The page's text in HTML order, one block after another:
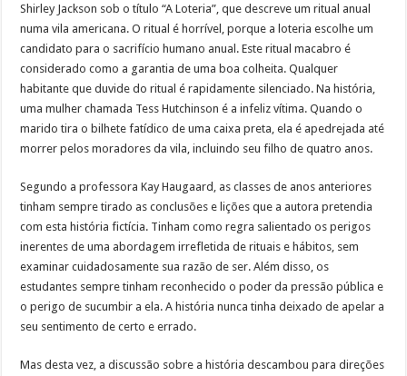
Shirley Jackson sob o título “A Loteria”, que descreve um ritual anual
numa vila americana. O ritual é horrível, porque a loteria escolhe um
candidato para o sacrifício humano anual. Este ritual macabro é
considerado como a garantia de uma boa colheita. Qualquer
habitante que duvide do ritual é rapidamente silenciado. Na história,
uma mulher chamada Tess Hutchinson é a infeliz vítima. Quando o
marido tira o bilhete fatídico de uma caixa preta, ela é apedrejada até
morrer pelos moradores da vila, incluindo seu filho de quatro anos.
Segundo a professora Kay Haugaard, as classes de anos anteriores
tinham sempre tirado as conclusões e lições que a autora pretendia
com esta história fictícia. Tinham como regra salientado os perigos
inerentes de uma abordagem irrefletida de rituais e hábitos, sem
examinar cuidadosamente sua razão de ser. Além disso, os
estudantes sempre tinham reconhecido o poder da pressão pública e
o perigo de sucumbir a ela. A história nunca tinha deixado de apelar a
seu sentimento de certo e errado.
Mas desta vez, a discussão sobre a história descambou para direções